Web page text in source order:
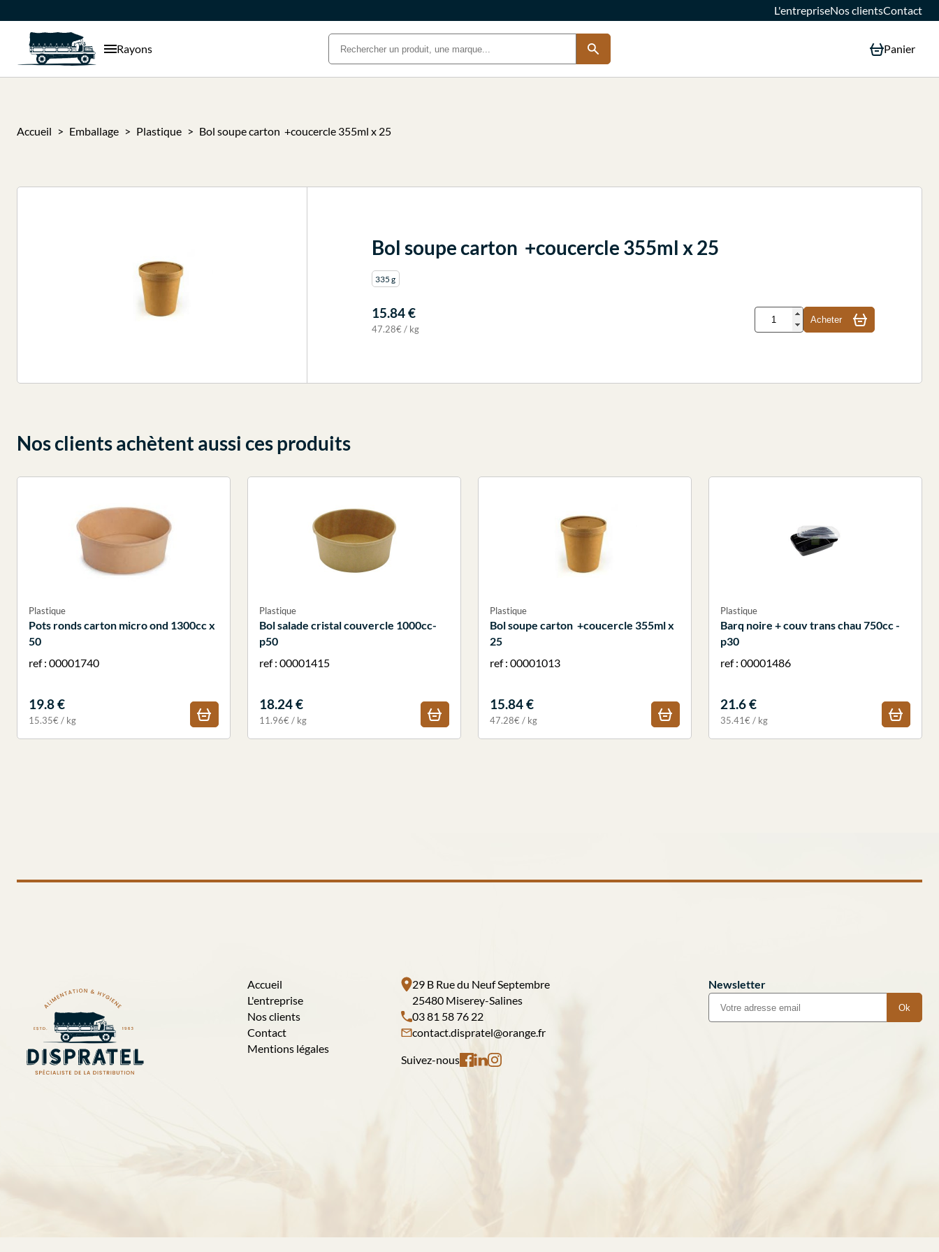
L'entrepriseNos clientsContact
Rayons Panier
Accueil Emballage Plastique Bol soupe carton +coucercle 355ml x 25
Bol soupe carton +coucercle 355ml x 25
335 g
15.84 €
47.28€ / kg
Acheter
Nos clients achètent aussi ces produits
Plastique
Pots ronds carton micro ond 1300cc x
50
ref : 00001740
19.8 €
15.35€ / kg
Plastique
Bol salade cristal couvercle 1000cc-
p50
ref : 00001415
18.24 €
11.96€ / kg
Plastique
Bol soupe carton +coucercle 355ml x
25
ref : 00001013
15.84 €
47.28€ / kg
Plastique
Barq noire + couv trans chau 750cc -
p30
ref : 00001486
21.6 €
35.41€ / kg
Accueil
L'entreprise
Nos clients
Contact
Mentions légales
29 B Rue du Neuf Septembre
25480 Miserey-Salines
03 81 58 76 22
contact.dispratel@orange.fr
Suivez-nous
Newsletter
Ok